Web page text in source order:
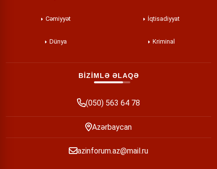
Cəmiyyət İqtisadiyyat
Dünya Kriminal
BİZİMLƏ ƏLAQƏ
(050) 563 64 78
Azərbaycan
azinforum.az@mail.ru